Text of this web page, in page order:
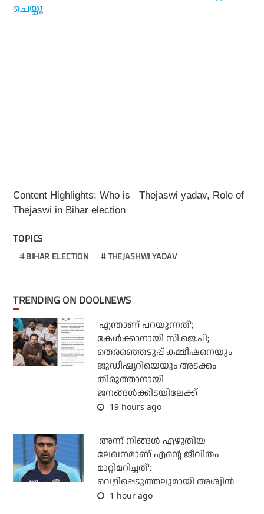
ചെയ്യൂ
Content Highlights: Who is Thejaswi yadav, Role of
Thejaswi in Bihar election
TOPICS
BIHAR ELECTION THEJASHWI YADAV
TRENDING ON DOOLNEWS
'എന്താണ് പറയുന്നത്';
കേള്‍ക്കാനായി സി.ജെ.പി;
തെരഞ്ഞെടുപ്പ് കമ്മീഷനെയും
ജുഡീഷ്യറിയെയും അടക്കം
തിരുത്താനായി
ജനങ്ങള്‍ക്കിടയിലേക്ക്
19 hours ago
'അന്ന് നിങ്ങള്‍ എഴുതിയ
ലേഖനമാണ് എന്റെ ജീവിതം
മാറ്റിമറിച്ചത്':
വെളിപ്പെടുത്തലുമായി അശ്വിന്‍
1 hour ago